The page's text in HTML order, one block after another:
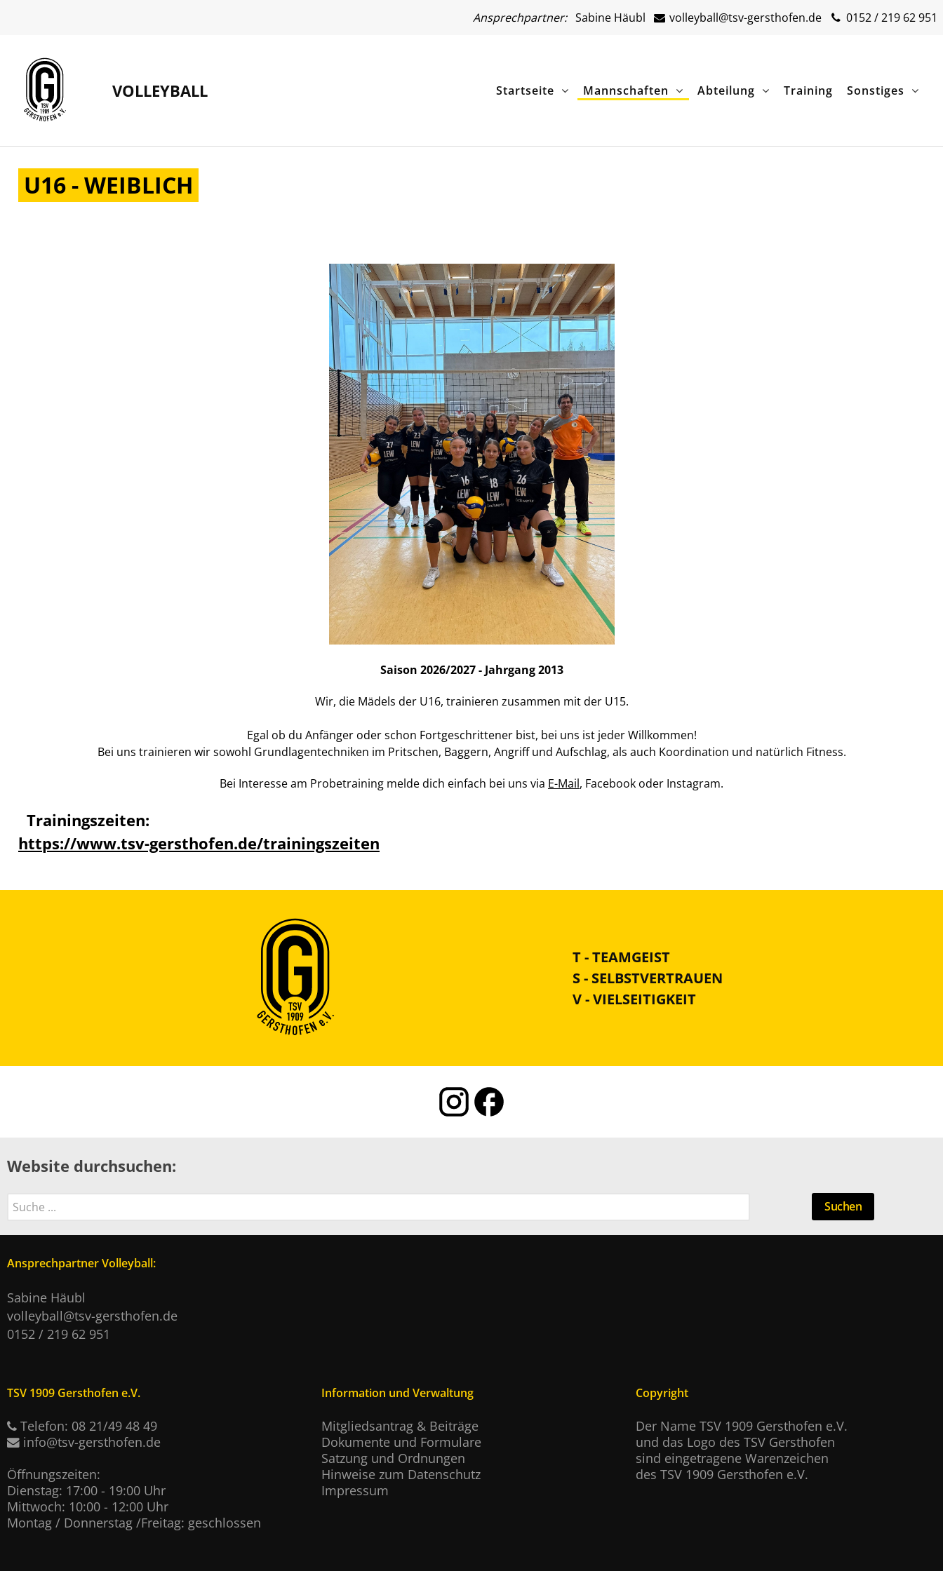
Ansprechpartner:Sabine Häubl volleyball@tsv-gersthofen.de 0152 / 219 62 951
VOLLEYBALL Startseite Mannschaften Abteilung Training Sonstiges
U16 - WEIBLICH
Saison 2026/2027 - Jahrgang 2013
Wir, die Mädels der U16, trainieren zusammen mit der U15.
Egal ob du Anfänger oder schon Fortgeschrittener bist, bei uns ist jeder Willkommen!
Bei uns trainieren wir sowohl Grundlagentechniken im Pritschen, Baggern, Angriff und Aufschlag, als auch Koordination und natürlich Fitness.
Bei Interesse am Probetraining melde dich einfach bei uns via E-Mail, Facebook oder Instagram.
Trainingszeiten:
https://www.tsv-gersthofen.de/trainingszeiten
T - TEAMGEIST
S - SELBSTVERTRAUEN
V - VIELSEITIGKEIT
Website durchsuchen:
Suchen Suchen
Ansprechpartner Volleyball:
Sabine Häubl
volleyball@tsv-gersthofen.de
0152 / 219 62 951
TSV 1909 Gersthofen e.V.
Telefon: 08 21/49 48 49
info@tsv-gersthofen.de
Öffnungszeiten:
Dienstag: 17:00 - 19:00 Uhr
Mittwoch: 10:00 - 12:00 Uhr
Montag / Donnerstag /Freitag: geschlossen
Information und Verwaltung
Mitgliedsantrag & Beiträge
Dokumente und Formulare
Satzung und Ordnungen
Hinweise zum Datenschutz
Impressum
Copyright
Der Name TSV 1909 Gersthofen e.V.
und das Logo des TSV Gersthofen
sind eingetragene Warenzeichen
des TSV 1909 Gersthofen e.V.